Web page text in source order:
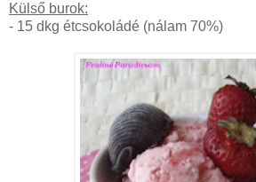
Külső burok:
- 15 dkg étcsokoládé (nálam 70%)